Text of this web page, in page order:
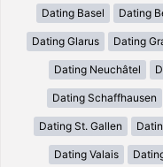
Dating Basel Dating
Dating Glarus Dating
Dating Neuchâtel
Dating Schaffhausen
Dating St. Gallen
Dating Valais